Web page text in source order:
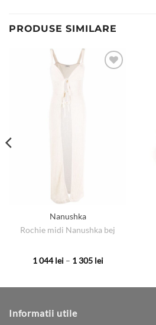
PRODUSE SIMILARE
Nanushka
Rochie midi Nanushka bej
1 044lei – 1 305 leiInterval
044 lei
multe
Informatii utile